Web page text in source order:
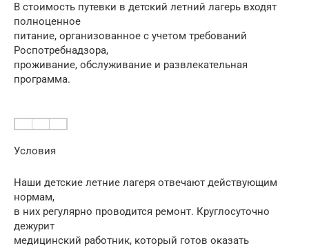
В стоимость путевки в детский летний лагерь входят
полноценное
питание, организованное с учетом требований
Роспотребнадзора,
проживание, обслуживание и развлекательная
программа.
Условия
Наши детские летние лагеря отвечают действующим
нормам,
в них регулярно проводится ремонт. Круглосуточно
дежурит
медицинский работник, который готов оказать